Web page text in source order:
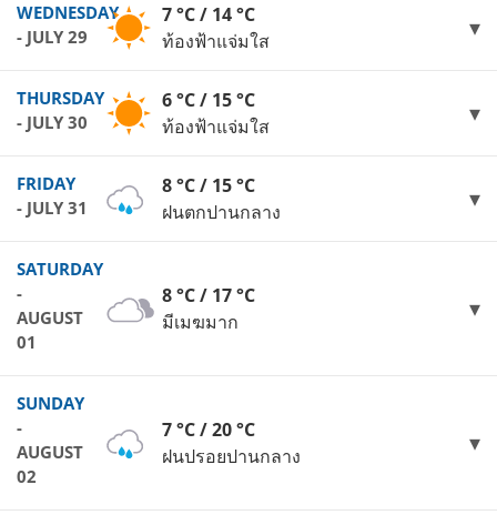
WEDNESDAY
- JULY 29
7 °C / 14 °C
ท้องฟ้าแจ่มใส
THURSDAY
- JULY 30
6 °C / 15 °C
ท้องฟ้าแจ่มใส
FRIDAY
- JULY 31
8 °C / 15 °C
ฝนตกปานกลาง
SATURDAY
-
AUGUST
01
8 °C / 17 °C
มีเมฆมาก
SUNDAY
-
AUGUST
02
7 °C / 20 °C
ฝนปรอยปานกลาง